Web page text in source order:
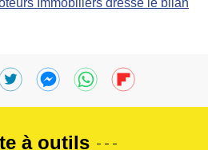
Immobiliers dresse le bilan
à outils